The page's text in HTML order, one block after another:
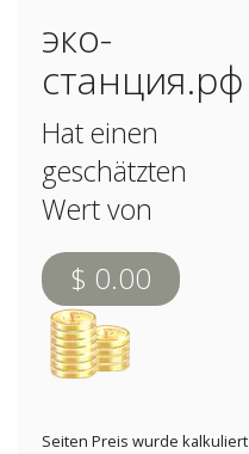
эко-
станция.рф
Hat einen
geschätzten
Wert von
$ 0.00
Seiten Preis wurde kalkuliert